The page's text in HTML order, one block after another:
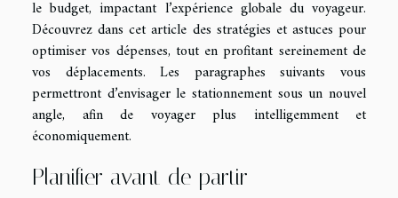
le budget, impactant l’expérience globale du voyageur.
Découvrez dans cet article des stratégies et astuces pour
optimiser vos dépenses, tout en profitant sereinement de
vos déplacements. Les paragraphes suivants vous
permettront d’envisager le stationnement sous un nouvel
angle, afin de voyager plus intelligemment et
économiquement.
Planifier avant de partir